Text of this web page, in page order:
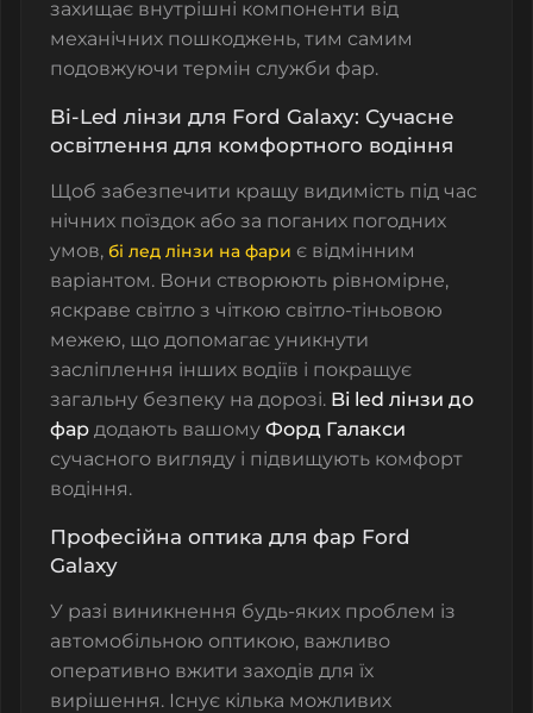
захищає внутрішні компоненти від
механічних пошкоджень, тим самим
подовжуючи термін служби фар.
Bi-Led лінзи для Ford Galaxy: Сучасне
освітлення для комфортного водіння
Щоб забезпечити кращу видимість під час
нічних поїздок або за поганих погодних
умов, бі лед лінзи на фари є відмінним
варіантом. Вони створюють рівномірне,
яскраве світло з чіткою світло-тіньовою
межею, що допомагає уникнути
засліплення інших водіїв і покращує
загальну безпеку на дорозі. Bi led лінзи до
фар додають вашому Форд Галакси
сучасного вигляду і підвищують комфорт
водіння.
Професійна оптика для фар Ford
Galaxy
У разі виникнення будь-яких проблем із
автомобільною оптикою, важливо
оперативно вжити заходів для їх
вирішення. Існує кілька можливих